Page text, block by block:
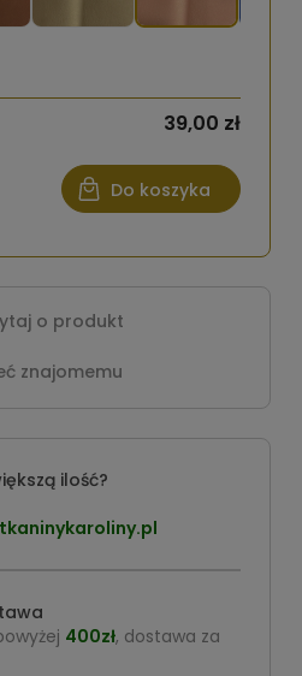
39,00 zł
Do koszyka
o produkt
znajomemu
ilość?
400zł, dostawa za